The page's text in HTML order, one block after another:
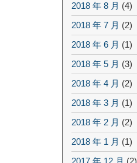
2018 年 8 月 (4)
2018 年 7 月 (2)
2018 年 6 月 (1)
2018 年 5 月 (3)
2018 年 4 月 (2)
2018 年 3 月 (1)
2018 年 2 月 (2)
2018 年 1 月 (1)
2017 年 12 月 (2)